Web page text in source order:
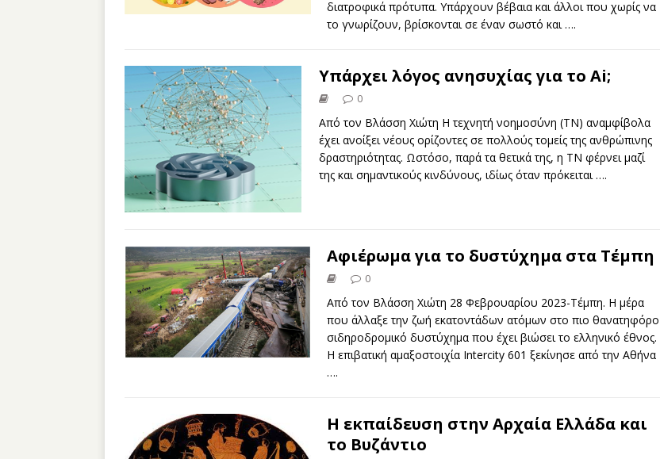
διατροφικά πρότυπα. Υπάρχουν βέβαια και άλλοι που χωρίς να
το γνωρίζουν, βρίσκονται σε έναν σωστό και….
Υπάρχει λόγος ανησυχίας για το Ai;
0
Από τον Βλάσση Χιώτη Η τεχνητή νοημοσύνη (ΤΝ) αναμφίβολα
έχει ανοίξει νέους ορίζοντες σε πολλούς τομείς της ανθρώπινης
δραστηριότητας. Ωστόσο, παρά τα θετικά της, η ΤΝ φέρνει μαζί
της και σημαντικούς κινδύνους, ιδίως όταν πρόκειται….
Αφιέρωμα για το δυστύχημα στα Τέμπη
0
Aπό τον Βλάσση Χιώτη 28 Φεβρουαρίου 2023-Τέμπη. Η μέρα
που άλλαξε την ζωή εκατοντάδων ατόμων στο πιο θανατηφόρο
σιδηροδρομικό δυστύχημα που έχει βιώσει το ελληνικό έθνος.
Η επιβατική αμαξοστοιχία Intercity 601 ξεκίνησε από την Αθήνα
….
Η εκπαίδευση στην Αρχαία Ελλάδα και
το Βυζάντιο